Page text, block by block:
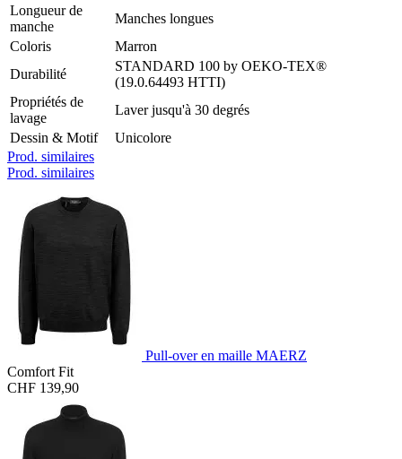
Longueur de
manche
Manches longues
Coloris
Marron
Durabilité
STANDARD 100 by OEKO-TEX®
(19.0.64493 HTTI)
Propriétés de
lavage
Laver jusqu'à 30 degrés
Dessin & Motif
Unicolore
Prod. similaires
Prod. similaires
Pull-over en maille MAERZ
Comfort Fit
CHF 139,90